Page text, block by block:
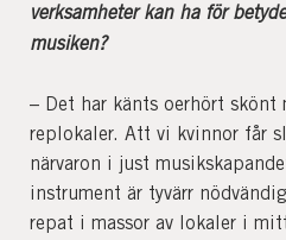
verksamheter kan ha för
musiken?
– Det har känts oerhört skönt
replokaler. Att vi kvinnor får
närvaron i just
instrument är tyvärr
repat i massor av lokaler i